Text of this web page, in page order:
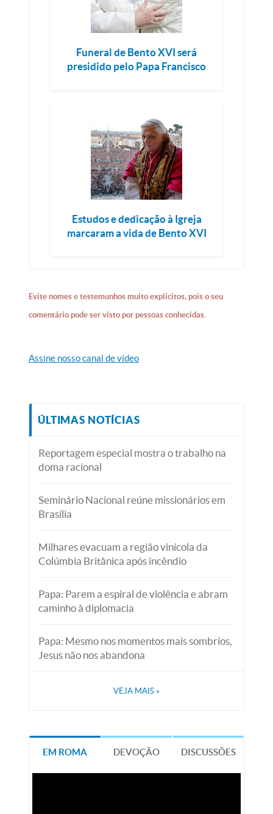
Funeral de Bento XVI será
presidido pelo Papa Francisco
Estudos e dedicação à Igreja
marcaram a vida de Bento XVI
Evite nomes e testemunhos muito explícitos, pois o seu
comentário pode ser visto por pessoas conhecidas.
Assine nosso canal de vídeo
ÚLTIMAS NOTÍCIAS
Reportagem especial mostra o trabalho na
doma racional
Seminário Nacional reúne missionários em
Brasília
Milhares evacuam a região vinícola da
Colúmbia Britânica após incêndio
Papa: Parem a espiral de violência e abram
caminho à diplomacia
Papa: Mesmo nos momentos mais sombrios,
Jesus não nos abandona
VEJA MAIS »
EM ROMA DEVOÇÃO DISCUSSÕES